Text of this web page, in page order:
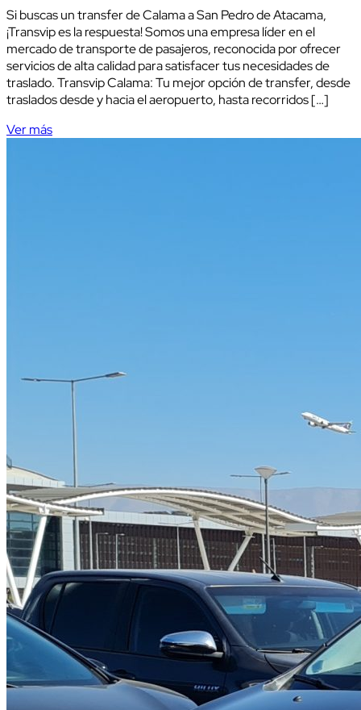
Si buscas un transfer de Calama a San Pedro de Atacama,
¡Transvip es la respuesta! Somos una empresa líder en el
mercado de transporte de pasajeros, reconocida por ofrecer
servicios de alta calidad para satisfacer tus necesidades de
traslado. Transvip Calama: Tu mejor opción de transfer, desde
traslados desde y hacia el aeropuerto, hasta recorridos […]
Ver más